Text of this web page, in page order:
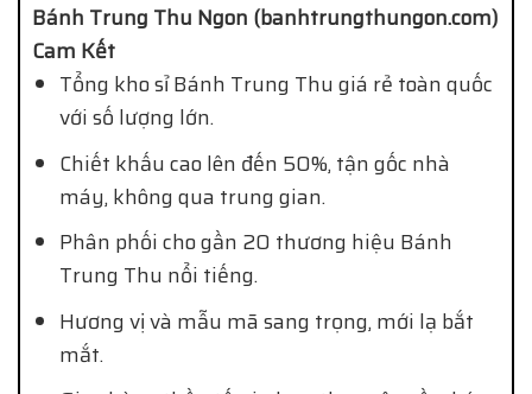
Bánh Trung Thu Ngon (banhtrungthungon.com)
Cam Kết
Tổng kho sỉ Bánh Trung Thu giá rẻ toàn quốc
với số lượng lớn.
Chiết khấu cao lên đến 50%, tận gốc nhà
máy, không qua trung gian.
Phân phối cho gần 20 thương hiệu Bánh
Trung Thu nổi tiếng.
Hương vị và mẫu mã sang trọng, mới lạ bắt
mắt.